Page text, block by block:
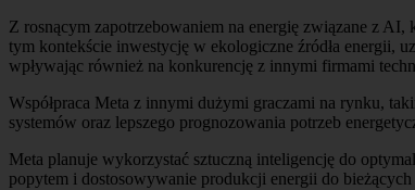
Z rosnącym zapotrzebowaniem na energię związane z
tym kontekście inwestycję w ekologiczne źródła energii,
wpływając również na konkurencję z innymi firmami
Współpraca Meta z innymi dużymi graczami na rynku,
systemów oraz lepszego prognozowania potrzeb
Meta planuje wykorzystać sztuczną inteligencję do
popytem i dostosowywanie produkcji energii do